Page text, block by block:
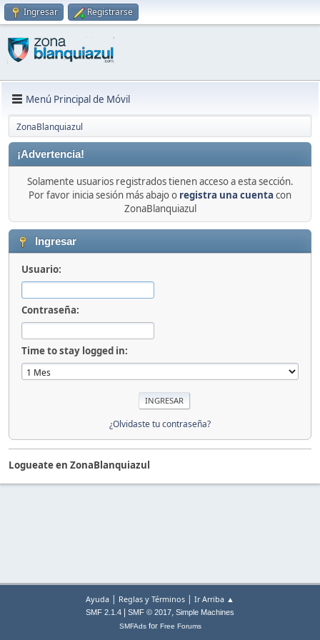
Ingresar Registrarse
Menú Principal de Móvil
ZonaBlanquiazul
¡Advertencia!
Solamente usuarios registrados tienen acceso a esta sección.
Por favor inicia sesión más abajo o registra una cuenta con
ZonaBlanquiazul
Ingresar
Usuario:
Contraseña:
Time to stay logged in:
¿Olvidaste tu contraseña?
Logueate en ZonaBlanquiazul
Ayuda | Reglas y Términos | Ir Arriba ▲
SMF 2.1.4 SMF © 2017, Simple Machines
SMFAdsfor Free Forums